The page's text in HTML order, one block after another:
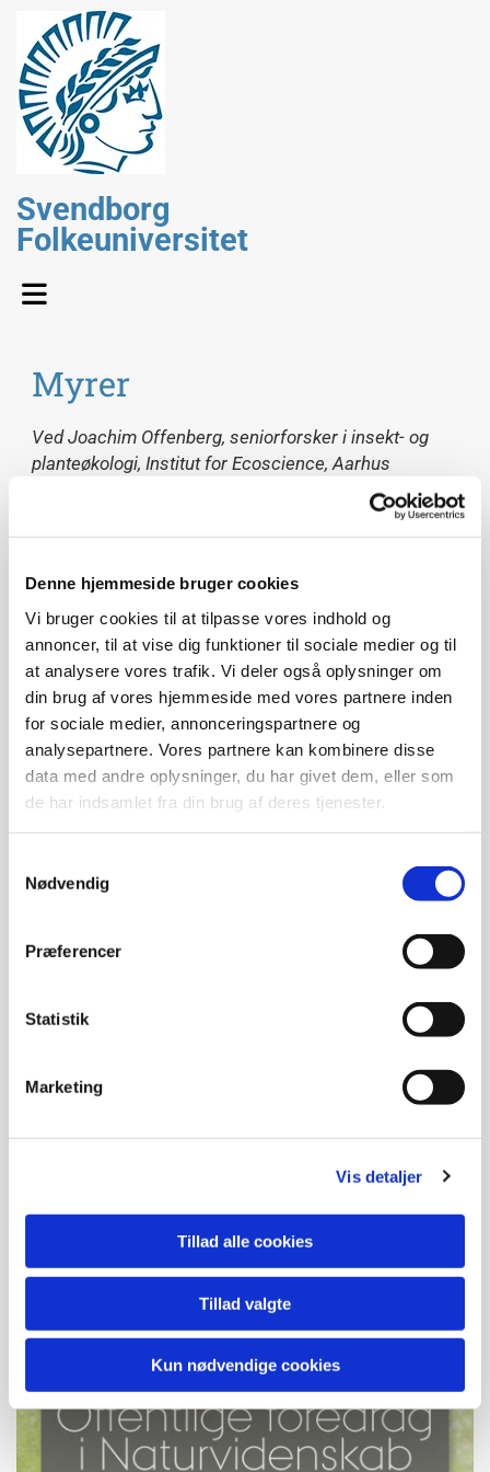
Denne hjemmeside bruger cookies
Vi bruger cookies til at tilpasse vores indhold og
annoncer, til at vise dig funktioner til sociale medier og til
at analysere vores trafik. Vi deler også oplysninger om
din brug af vores hjemmeside med vores partnere inden
for sociale medier, annonceringspartnere og
analysepartnere. Vores partnere kan kombinere disse
data med andre oplysninger, du har givet dem, eller som
de har indsamlet fra din brug af deres tjenester.
Nødvendig
Præferencer
Statistik
Marketing
Vis detaljer
Tillad alle cookies
Tillad valgte
Kun nødvendige cookies
Svendborg
Folkeuniversitet
Myrer
VedJoachim Offenberg, seniorforsker i insekt- og
planteøkologi, Institut for Ecoscience, Aarhus
Tirsdag d. 25. april 18.45-21.00
Sted: SEF, Fåborgvej 44, 5700
Svendborg(Auditoriet).
Livestream fra Aarhus Universitet
Deltagelse er gratis, man møder bare op.
Myrerne er på flere måder mere succesfulde end
mennesket. De organiserer sig i store samfund
som superorganismer og de opfandt landbruget
længe før vi gjorde. Du vil også høre om hvordan vi
kan udnytte myrerne til biologisk bekæmpelse af
Læs mere om foredraget her!